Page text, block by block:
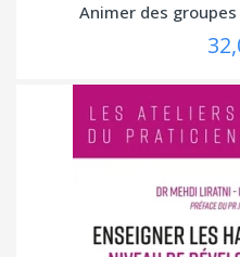
Animer des